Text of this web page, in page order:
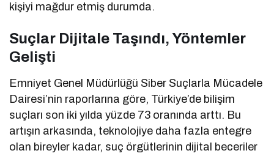
kişiyi mağdur etmiş durumda.
Suçlar Dijitale Taşındı, Yöntemler
Gelişti
Emniyet Genel Müdürlüğü Siber Suçlarla Mücadele
Dairesi’nin raporlarına göre, Türkiye’de bilişim
suçları son iki yılda yüzde 73 oranında arttı. Bu
artışın arkasında, teknolojiye daha fazla entegre
olan bireyler kadar, suç örgütlerinin dijital beceriler